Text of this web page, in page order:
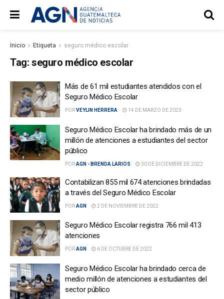
Inicio Etiqueta seguro médico escolar
Tag: seguro médico escolar
Más de 61 mil estudiantes atendidos con el
Seguro Médico Escolar
PORVEYLIN HERRERA 14 DE MARZO DE 2023
Seguro Médico Escolar ha brindado más de un
millón de atenciones a estudiantes del sector
público
PORAGN - BRENDA LARIOS 30 DE DICIEMBRE DE 2022
Contabilizan 855 mil 674 atenciones brindadas
a través del Seguro Médico Escolar
PORAGN 2 DE NOVIEMBRE DE 2022
Seguro Médico Escolar registra 766 mil 413
atenciones
PORAGN 6 DE OCTUBRE DE 2022
Seguro Médico Escolar ha brindado cerca de
medio millón de atenciones a estudiantes del
sector público